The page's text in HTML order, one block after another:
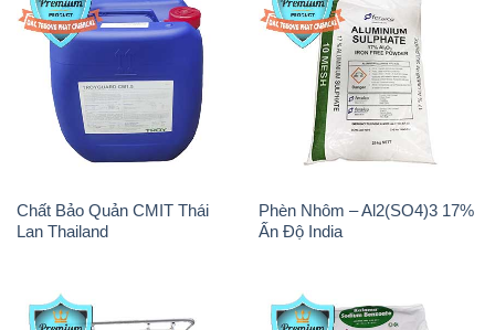
Chất Bảo Quản CMIT Thái
Lan Thailand
Phèn Nhôm – Al2(SO4)3 17%
Ấn Độ India